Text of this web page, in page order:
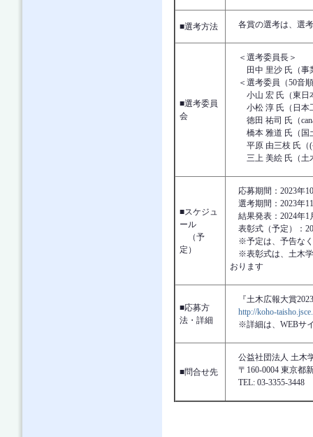
■選考方法 各賞の選考は、選
■選考委員
会
＜選考委員長＞
田中 里沙 氏（事
＜選考委員（50音
小山 宏 氏（東日本
小松 淳 氏（日本工
徳田 祐司 氏（
橋本 雅道 氏（国土
平原 由三枝 氏（(
三上 美絵 氏（土
■スケジュ
ール
（予
定）
応募期間：2023年
選考期間：2023年
結果発表：2024年1
表彰式（予定）：
※予定は、予告なく
※表彰式は、土木学
お
■応募方
法・詳細
『土木広報大賞
http://koho-
※詳細は、WEBサ
■問合せ先
公益社団法人 土木
〒160-0004 東京都
TEL: 03-3355-3448